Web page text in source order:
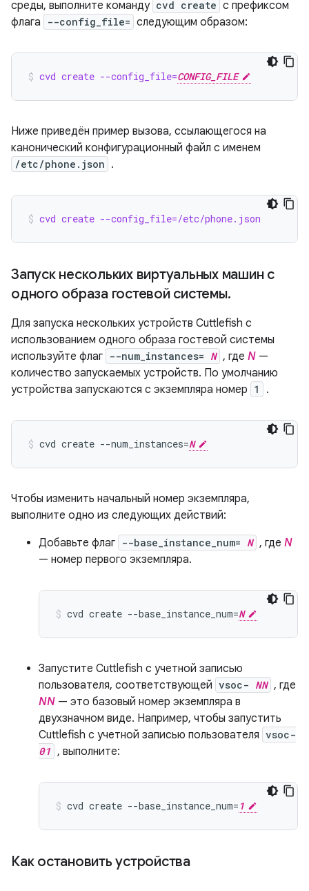
среды, выполните команду cvd create с префиксом
флага
--config_file= следующим образом:
cvd create --config_file=CONFIG_FILE
Ниже приведён пример вызова, ссылающегося на
канонический конфигурационный файл с именем
/etc/phone.json .
cvd create --config_file=/etc/phone.json
Запуск нескольких виртуальных машин с
одного образа гостевой системы.
Для запуска нескольких устройств Cuttlefish с
использованием одного образа гостевой системы
используйте флаг --num_instances= N , где N —
количество запускаемых устройств. По умолчанию
устройства запускаются с экземпляра номер 1 .
cvd create --num_instances=N
Чтобы изменить начальный номер экземпляра,
выполните одно из следующих действий:
Добавьте флаг --base_instance_num= N , где N
— номер первого экземпляра.
cvd create --base_instance_num=N
Запустите Cuttlefish с учетной записью
пользователя, соответствующей vsoc- NN , где
NN — это базовый номер экземпляра в
двухзначном виде. Например, чтобы запустить
Cuttlefish с учетной записью пользователя vsoc-
01 , выполните:
cvd create --base_instance_num= 1
Как остановить устройства